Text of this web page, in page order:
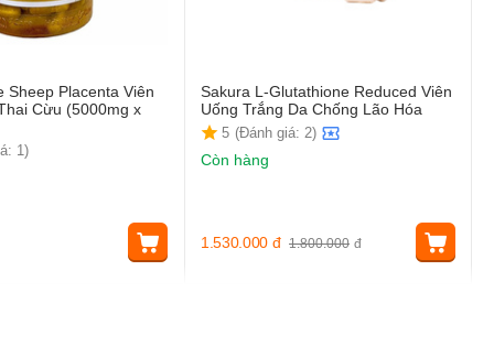
Sheep Placenta Viên
Cừu (5000mg x
1)
Sakura L-Glutathione Reduced Viên
Uống Trắng Da Chống Lão Hóa
5 (Đánh giá: 2)
Còn hàng
1.800.000 đ
1.530.000 đ